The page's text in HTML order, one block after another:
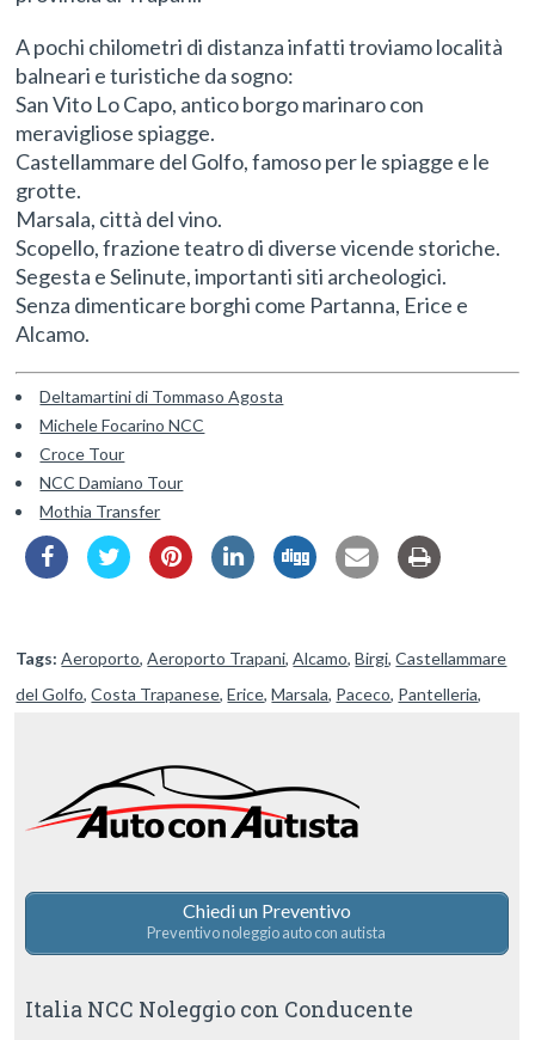
A pochi chilometri di distanza infatti troviamo località
balneari e turistiche da sogno:
San Vito Lo Capo, antico borgo marinaro con
meravigliose spiagge.
Castellammare del Golfo, famoso per le spiagge e le
grotte.
Marsala, città del vino.
Scopello, frazione teatro di diverse vicende storiche.
Segesta e Selinute, importanti siti archeologici.
Senza dimenticare borghi come Partanna, Erice e
Alcamo.
Deltamartini di Tommaso Agosta
Michele Focarino NCC
Croce Tour
NCC Damiano Tour
Mothia Transfer
Tags: Aeroporto,Aeroporto Trapani,Alcamo,Birgi,Castellammare
del Golfo,Costa Trapanese,Erice,Marsala, Paceco, Pantelleria,
Segesta,Selinute
Chiedi un Preventivo
Preventivo noleggio auto con autista
Italia NCC Noleggio con Conducente